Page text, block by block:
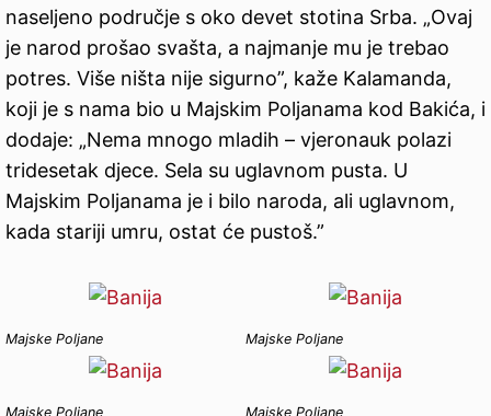
naseljeno područje s oko devet stotina Srba. „Ovaj
je narod prošao svašta, a najmanje mu je trebao
potres. Više ništa nije sigurno”, kaže Kalamanda,
koji je s nama bio u Majskim Poljanama kod Bakića, i
dodaje: „Nema mnogo mladih – vjeronauk polazi
tridesetak djece. Sela su uglavnom pusta. U
Majskim Poljanama je i bilo naroda, ali uglavnom,
kada stariji umru, ostat će pustoš.”
Majske Poljane Majske Poljane
Majske Poljane Majske Poljane